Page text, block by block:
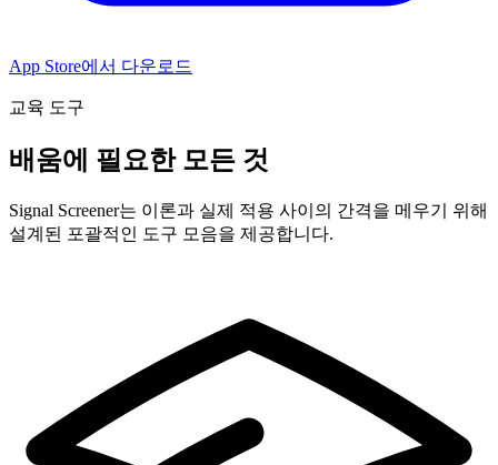
App Store에서 다운로드
교육 도구
배움에 필요한 모든 것
Signal Screener는 이론과 실제 적용 사이의 간격을 메우기 위해
설계된 포괄적인 도구 모음을 제공합니다.